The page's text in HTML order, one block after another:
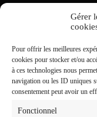
Gérer
Pour offrir les meilleures
cookies pour stocker et/ou
à ces technologies nous
navigation ou les ID uniques
consentement peut avoir un
Fonctionnel
J'accepte de
Mentions Légales